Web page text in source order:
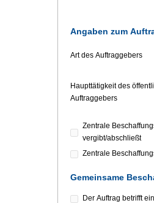
Angaben zum
Art des Auftraggebers
Haupttätigkeit des
Auftraggebers
Zentrale
vergibt/abschließt
Zentrale
Gemeinsame
Der Auftrag betrifft